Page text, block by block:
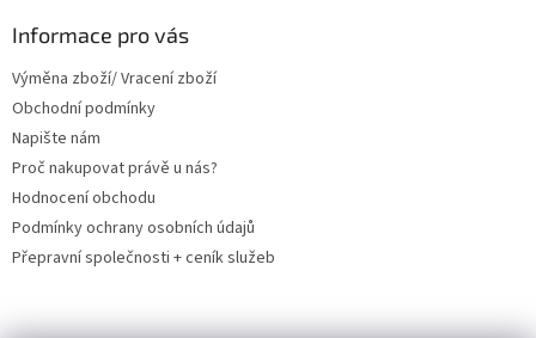
Informace pro vás
Výměna zboží/ Vracení zboží
Obchodní podmínky
Napište nám
Proč nakupovat právě u nás?
Hodnocení obchodu
Podmínky ochrany osobních údajů
Přepravní společnosti + ceník služeb